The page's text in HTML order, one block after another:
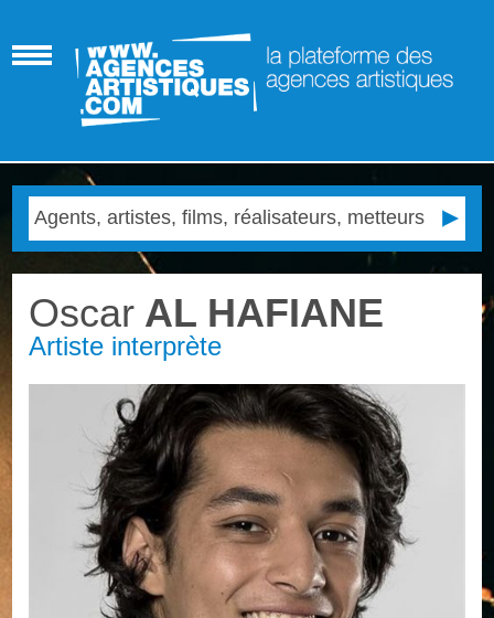
Oscar AL HAFIANE
Artiste interprète